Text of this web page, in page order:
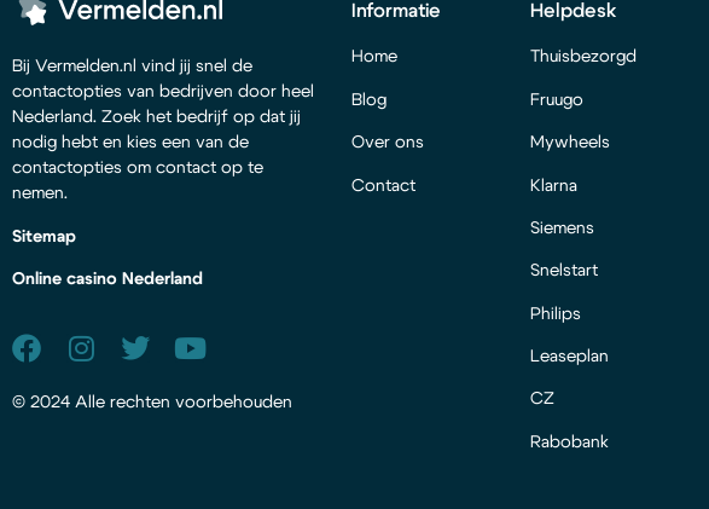
Bij Vermelden.nl vind jij snel de
contactopties van bedrijven door heel
Nederland. Zoek het bedrijf op dat jij
nodig hebt en kies een van de
contactopties om contact op te
nemen.
Sitemap
Online casino Nederland
© 2024 Alle rechten voorbehouden
Informatie
Home
Blog
Over ons
Contact
Helpdesk
Thuisbezorgd
Fruugo
Mywheels
Klarna
Siemens
Snelstart
Philips
Leaseplan
CZ
Rabobank